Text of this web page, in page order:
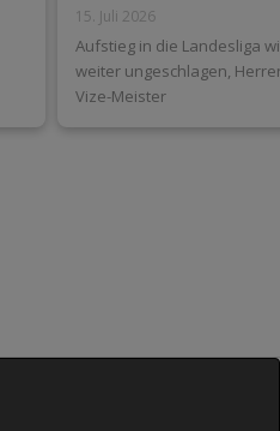
15. Juli 2026
Aufstieg in die Landesliga
weiter ungeschlagen,
Vize-Meister